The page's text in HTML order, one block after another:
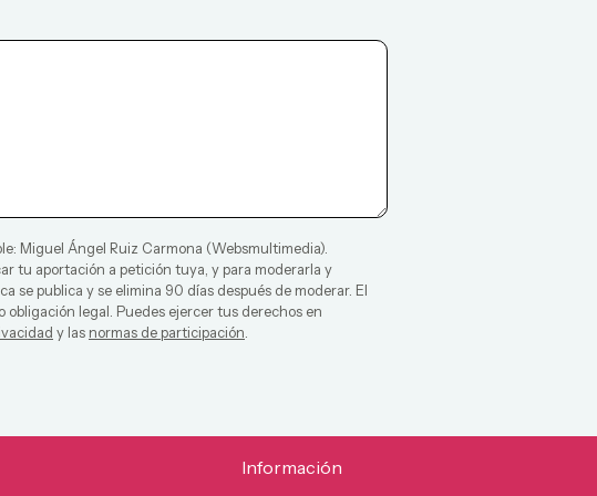
Miguel Ángel Ruiz Carmona (Websmultimedia).
tu aportación a petición tuya, y para moderarla y
se publica y se elimina 90 días después de moderar. El
obligación legal. Puedes ejercer tus derechos en
y las normas de participación
Información